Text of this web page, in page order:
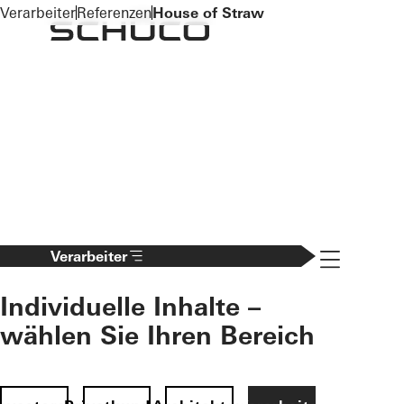
To the main content
Verarbeiter
Individuelle Inhalte –
wählen Sie Ihren Bereich
Navigation
VerarbeiterReferenzenHouse of Straw